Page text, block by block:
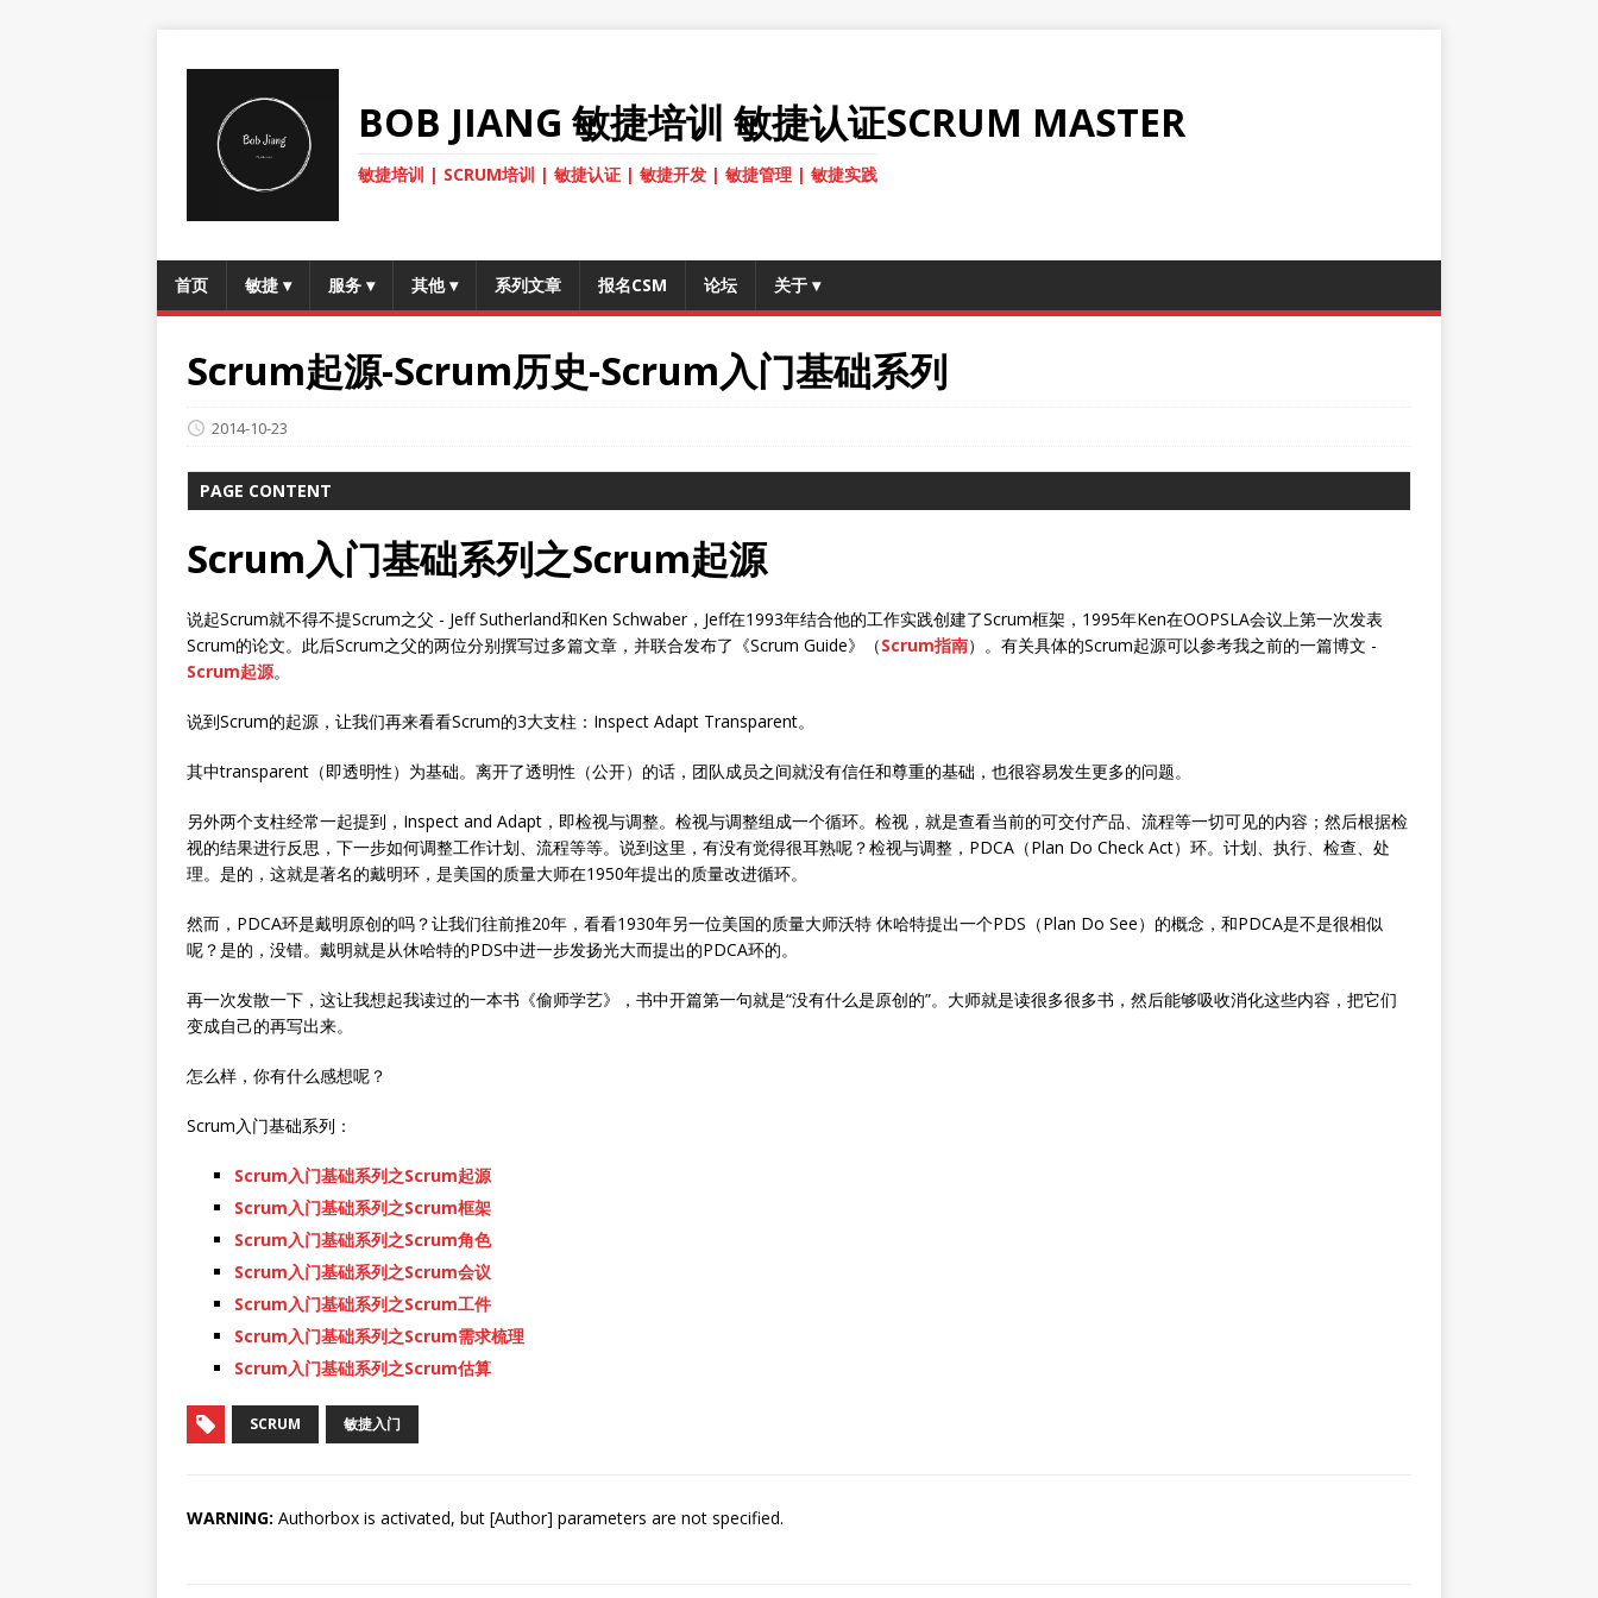
BOB JIANG 敏捷培训 敏捷认证SCRUM MASTER
敏捷培训 | SCRUM培训 | 敏捷认证 | 敏捷开发 | 敏捷管理 | 敏捷实践
首页 敏捷 ▾ 服务 ▾ 其他 ▾ 系列文章 报名CSM 论坛 关于 ▾
Scrum起源-Scrum历史-Scrum入门基础系列
2014-10-23
PAGE CONTENT
Scrum入门基础系列之Scrum起源
说起Scrum就不得不提Scrum之父 - Jeff Sutherland和Ken Schwaber，Jeff在1993年结合他的工作实践创建了Scrum框架，1995年Ken在OOPSLA会议上第一次发表
Scrum的论文。此后Scrum之父的两位分别撰写过多篇文章，并联合发布了《Scrum Guide》（Scrum指南）。有关具体的Scrum起源可以参考我之前的一篇博文 -
Scrum起源。
说到Scrum的起源，让我们再来看看Scrum的3大支柱：Inspect Adapt Transparent。
其中transparent（即透明性）为基础。离开了透明性（公开）的话，团队成员之间就没有信任和尊重的基础，也很容易发生更多的问题。
另外两个支柱经常一起提到，Inspect and Adapt，即检视与调整。检视与调整组成一个循环。检视，就是查看当前的可交付产品、流程等一切可见的内容；然后根据检
视的结果进行反思，下一步如何调整工作计划、流程等等。说到这里，有没有觉得很耳熟呢？检视与调整，PDCA（Plan Do Check Act）环。计划、执行、检查、处
理。是的，这就是著名的戴明环，是美国的质量大师在1950年提出的质量改进循环。
然而，PDCA环是戴明原创的吗？让我们往前推20年，看看1930年另一位美国的质量大师沃特 休哈特提出一个PDS（Plan Do See）的概念，和PDCA是不是很相似
呢？是的，没错。戴明就是从休哈特的PDS中进一步发扬光大而提出的PDCA环的。
再一次发散一下，这让我想起我读过的一本书《偷师学艺》，书中开篇第一句就是“没有什么是原创的”。大师就是读很多很多书，然后能够吸收消化这些内容，把它们
变成自己的再写出来。
怎么样，你有什么感想呢？
Scrum入门基础系列：
Scrum入门基础系列之Scrum起源
Scrum入门基础系列之Scrum框架
Scrum入门基础系列之Scrum角色
Scrum入门基础系列之Scrum会议
Scrum入门基础系列之Scrum工件
Scrum入门基础系列之Scrum需求梳理
Scrum入门基础系列之Scrum估算
SCRUM 敏捷入门
WARNING: Authorbox is activated, but [Author] parameters are not specified.